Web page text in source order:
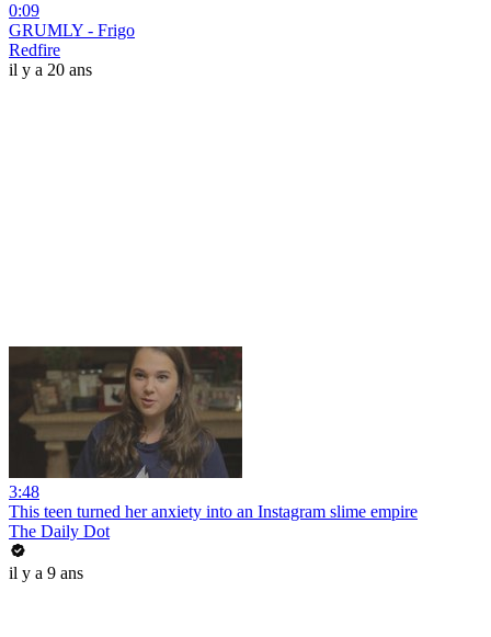
0:09
GRUMLY - Frigo
Redfire
il y a 20 ans
3:48
This teen turned her anxiety into an Instagram slime empire
The Daily Dot
il y a 9 ans